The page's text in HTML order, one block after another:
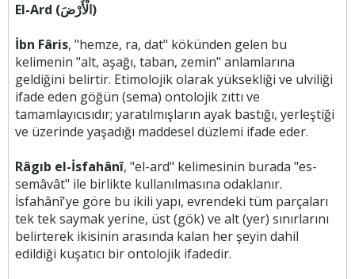
El-Ard (الْأَرْضَ)
İbn Fâris, "hemze, ra, dat" kökünden gelen bu
kelimenin "alt, aşağı, taban, zemin" anlamlarına
geldiğini belirtir. Etimolojik olarak yüksekliği ve ulviliği
ifade eden göğün (sema) ontolojik zıttı ve
tamamlayıcısıdır; yaratılmışların ayak bastığı, yerleştiği
ve üzerinde yaşadığı maddesel düzlemi ifade eder.
Râgıb el-İsfahânî, "el-ard" kelimesinin burada "es-
semâvât" ile birlikte kullanılmasına odaklanır.
İsfahânî'ye göre bu ikili yapı, evrendeki tüm parçaları
tek tek saymak yerine, üst (gök) ve alt (yer) sınırlarını
belirterek ikisinin arasında kalan her şeyin dahil
edildiği kuşatıcı bir ontolojik ifadedir.